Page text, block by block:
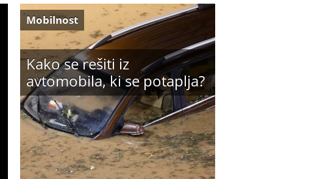
Kako se rešiti iz
avtomobila, ki se potaplja?
Mobilnost